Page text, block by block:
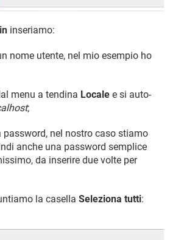
inseriamo:
nome utente, nel mio esempio ho
menu a tendina Locale e si auto-
;
password, nel nostro caso stiamo
anche una password semplice
da inserire due volte per
la casella Seleziona tutti: